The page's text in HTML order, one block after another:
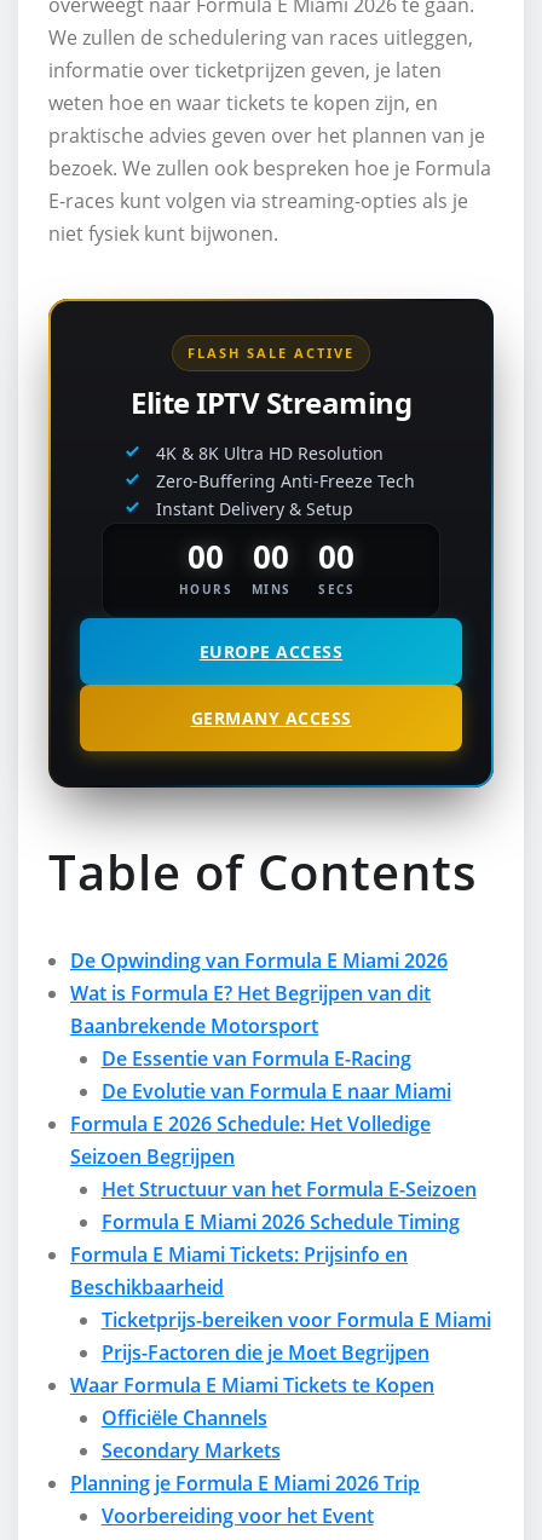
We zullen de schedulering van races uitleggen,
informatie over ticketprijzen geven, je laten
weten hoe en waar tickets te kopen zijn, en
praktische advies geven over het plannen van je
bezoek. We zullen ook bespreken hoe je Formula
E-races kunt volgen via streaming-opties als je
niet fysiek kunt bijwonen.
FLASH SALE ACTIVE
Elite IPTV Streaming
4K & 8K Ultra HD Resolution
Zero-Buffering Anti-Freeze Tech
Instant Delivery & Setup
00
HOURS
00
MINS
00
SECS
EUROPE ACCESS
GERMANY ACCESS
Table of Contents
De Opwinding van Formula E Miami 2026
Wat is Formula E? Het Begrijpen van dit
Baanbrekende Motorsport
De Essentie van Formula E-Racing
De Evolutie van Formula E naar Miami
Formula E 2026 Schedule: Het Volledige
Seizoen Begrijpen
Het Structuur van het Formula E-Seizoen
Formula E Miami 2026 Schedule Timing
Formula E Miami Tickets: Prijsinfo en
Beschikbaarheid
Ticketprijs-bereiken voor Formula E Miami
Prijs-Factoren die je Moet Begrijpen
Waar Formula E Miami Tickets te Kopen
Officiële Channels
Secondary Markets
Planning je Formula E Miami 2026 Trip
Voorbereiding voor het Event